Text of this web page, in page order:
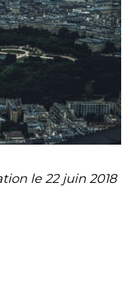
le22 juin 2018